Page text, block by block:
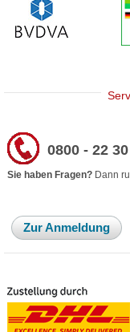
0800 - 22
Sie haben Fragen? Dann
Zur Anmeldung